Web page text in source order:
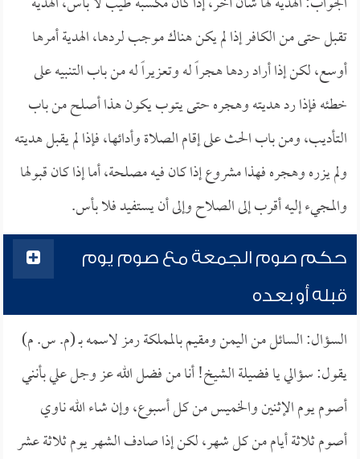
تقبل حتى من الكافر إذا لم يكن هناك موجب لردها، الهدية أمرها
أوسع، لكن إذا أراد ردها هجراً له وتعزيراً له من باب التنبيه على
خطئه فإذا رد هديته وهجره حتى يتوب يكون هذا أصلح من باب
التأديب، ومن باب الحث على إقام الصلاة وأدائها، فإذا لم يقبل هديته
ولم يزره وهجره فهذا مشروع إذا كان فيه مصلحة، أما إذا كان قبولها
والمجيء إليه أقرب إلى الصلاح وإلى أن يستفيد فلا بأس.
حكم صوم الجمعة مع صوم يوم
قبله أو بعده
السؤال: السائل من اليمن ومقيم بالمملكة رمز لاسمه بـ (م. س. م)
يقول: سؤالي يا فضيلة الشيخ! أنا من فضل الله عز وجل علي بأنني
أصوم يوم الإثنين والخميس من كل أسبوع، وإن شاء الله ناوي
أصوم ثلاثة أيام من كل شهر، لكن إذا صادف الشهر يوم ثلاثة عشر